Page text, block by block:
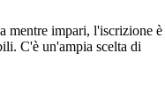
mentre impari, l'iscrizione è
C'è un'ampia scelta di